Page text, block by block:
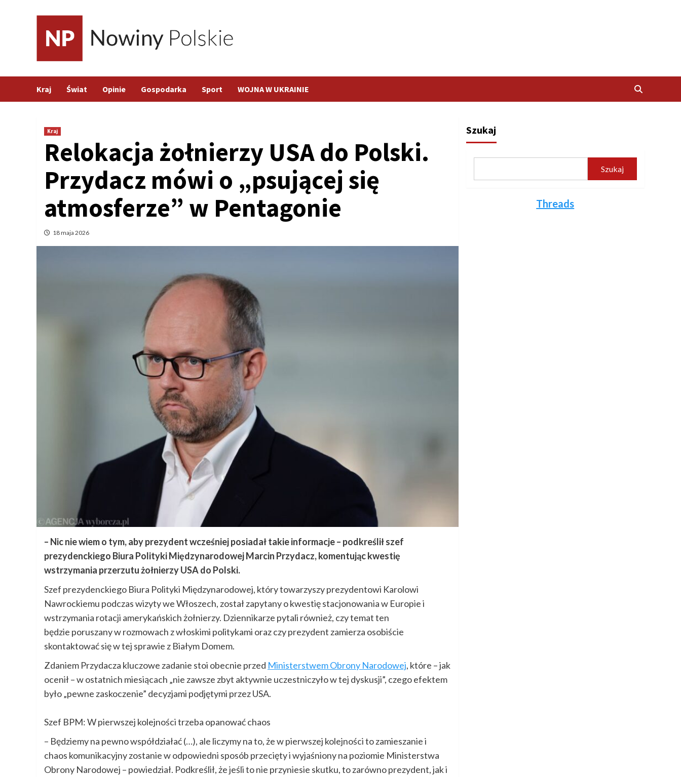
Kraj Świat Opinie Gospodarka Sport WOJNA W UKRAINIE
Kraj
Relokacja żołnierzy USA do Polski.
Przydacz mówi o „psującej się
atmosferze” w Pentagonie
18 maja 2026
– Nic nie wiem o tym, aby prezydent wcześniej posiadał takie informacje – podkreślił szef
prezydenckiego Biura Polityki Międzynarodowej Marcin Przydacz, komentując kwestię
wstrzymania przerzutu żołnierzy USA do Polski.
Szef prezydenckiego Biura Polityki Międzynarodowej, który towarzyszy prezydentowi Karolowi
Nawrockiemu podczas wizyty we Włoszech, został zapytany o kwestię stacjonowania w Europie i
wstrzymania rotacji amerykańskich żołnierzy. Dziennikarze pytali również, czy temat ten
będzie poruszany w rozmowach z włoskimi politykami oraz czy prezydent zamierza osobiście
skontaktować się w tej sprawie z Białym Domem.
Zdaniem Przydacza kluczowe zadanie stoi obecnie przed Ministerstwem Obrony Narodowej, które – jak
ocenił – w ostatnich miesiącach „nie zawsze zbyt aktywnie uczestniczyło w tej dyskusji”, czego efektem
było „pewne zaskoczenie” decyzjami podjętymi przez USA.
Szef BPM: W pierwszej kolejności trzeba opanować chaos
– Będziemy na pewno współdziałać (…), ale liczymy na to, że w pierwszej kolejności to zamieszanie i
chaos komunikacyjny zostanie w odpowiedni sposób przecięty i wyjaśniony na poziomie Ministerstwa
Obrony Narodowej – powiedział. Podkreślił, że jeśli to nie przyniesie skutku, to zarówno prezydent, jak i
Szukaj
Szukaj
Threads